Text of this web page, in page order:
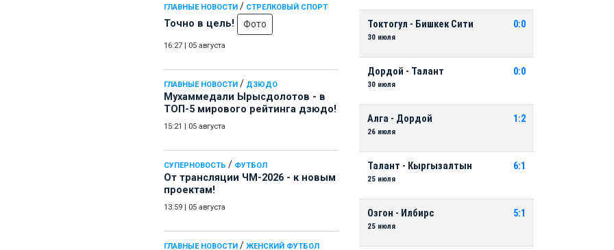
ГЛАВНЫЕ НОВОСТИ / СТРЕЛКОВЫЙ СПОРТ
Точно в цель! Фото
16:27 05 августа
ГЛАВНЫЕ НОВОСТИ / ДЗЮДО
Мухаммедали Ырысдолотов - в
ТОП-5 мирового рейтинга дзюдо!
15:21 05 августа
СУПЕРНОВОСТЬ / ФУТБОЛ
От трансляции ЧМ-2026 - к новым
проектам!
13:59 05 августа
ГЛАВНЫЕ НОВОСТИ / ЖЕНСКИЙ ФУТБОЛ
Токтогул - Бишкек Сити
30 июля
0:0
Дордой - Талант
30 июля
0:0
Алга - Дордой
26 июля
1:2
Талант - Кыргызалтын
25 июля
6:1
Озгон - Илбирс
25 июля
5:1